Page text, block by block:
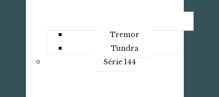
Tremor
Tundra
Série 144